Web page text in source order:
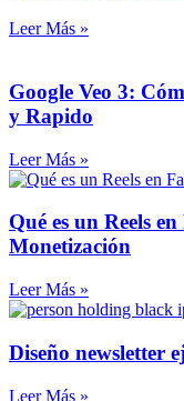
Leer Más »
Google Veo 3:
y Rapido
Leer Más »
Qué es un Reels
Monetización
Leer Más »
Diseño newsletter
Leer Más »